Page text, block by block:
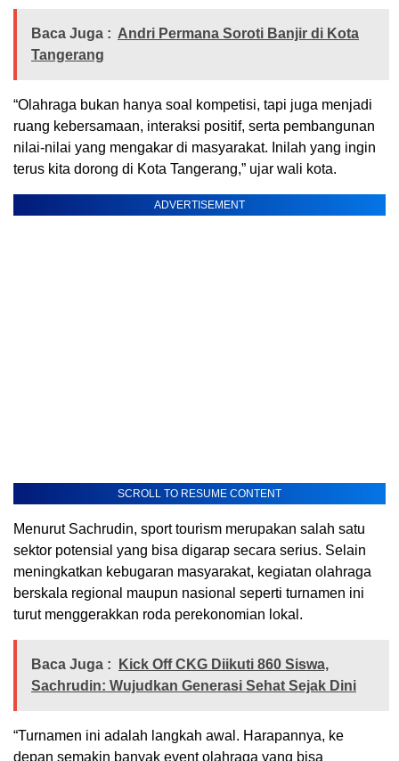
Baca Juga : Andri Permana Soroti Banjir di Kota
Tangerang
“Olahraga bukan hanya soal kompetisi, tapi juga menjadi
ruang kebersamaan, interaksi positif, serta pembangunan
nilai-nilai yang mengakar di masyarakat. Inilah yang ingin
terus kita dorong di Kota Tangerang,” ujar wali kota.
ADVERTISEMENT
SCROLL TO RESUME CONTENT
Menurut Sachrudin, sport tourism merupakan salah satu
sektor potensial yang bisa digarap secara serius. Selain
meningkatkan kebugaran masyarakat, kegiatan olahraga
berskala regional maupun nasional seperti turnamen ini
turut menggerakkan roda perekonomian lokal.
Baca Juga :
Kick Off CKG Diikuti 860 Siswa,
Sachrudin: Wujudkan Generasi Sehat Sejak Dini
“Turnamen ini adalah langkah awal. Harapannya, ke
depan semakin banyak event olahraga yang bisa